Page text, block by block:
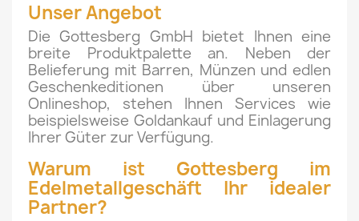
Unser Angebot
Die Gottesberg GmbH bietet Ihnen eine
breite Produktpalette an. Neben der
Belieferung mit Barren, Münzen und edlen
Geschenkeditionen über unseren
Onlineshop, stehen Ihnen Services wie
beispielsweise Goldankauf und Einlagerung
Ihrer Güter zur Verfügung.
Warum ist Gottesberg im
Edelmetallgeschäft Ihr idealer
Partner?